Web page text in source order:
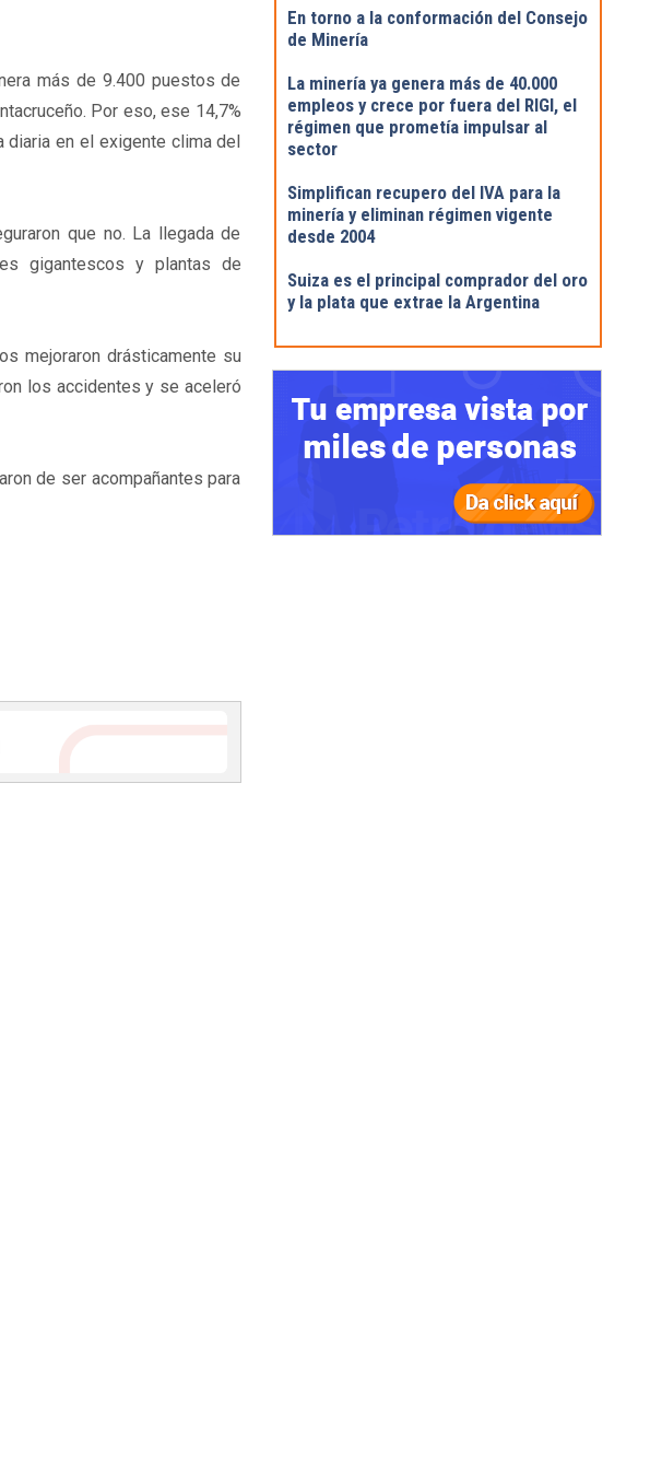
más de 9.400 puestos de
Por eso, ese 14,7%
diaria en el exigente clima del
que no. La llegada de
gigantescos y plantas de
mejoraron drásticamente su
los accidentes y se aceleró
de ser acompañantes para
En torno a la conformación del Consejo
de Minería
La minería ya genera más de 40.000
empleos y crece por fuera del RIGI, el
régimen que prometía impulsar al
sector
Simplifican recupero del IVA para la
minería y eliminan régimen vigente
desde 2004
Suiza es el principal comprador del oro
y la plata que extrae la Argentina